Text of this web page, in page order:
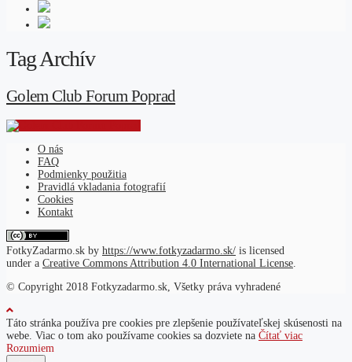
Tag Archív
Golem Club Forum Poprad
O nás
FAQ
Podmienky použitia
Pravidlá vkladania fotografií
Cookies
Kontakt
FotkyZadarmo.sk by https://www.fotkyzadarmo.sk/ is licensed
under a Creative Commons Attribution 4.0 International License
© Copyright 2018 Fotkyzadarmo.sk, Všetky práva vyhradené
Táto stránka používa pre cookies pre zlepšenie používateľskej skúsenosti na
webe. Viac o tom ako používame cookies sa dozviete na Čítať viac
Rozumiem